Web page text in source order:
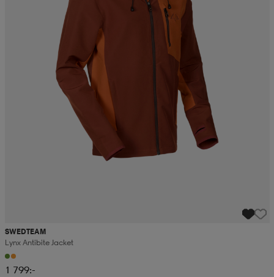
SWEDTEAM
Lynx Antibite Jacket
1 799:-